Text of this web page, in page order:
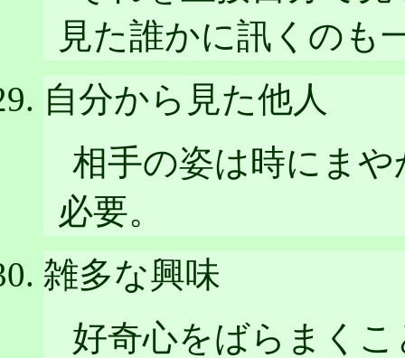
見た誰かに訊くのも
自分から見た他人
相手の姿は時にま
必要。
雑多な興味
好奇心をばらまく